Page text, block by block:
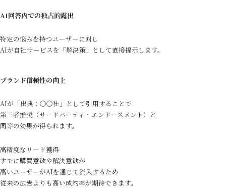
AI回答内での独占的露出
特定の悩みを持つユーザーに対し
AIが自社サービスを「解決策」として直接提示します。
ブランド信頼性の向上
AIが「出典：〇〇社」として引用することで
第三者推奨（サードパーティ・エンドースメント）と
同等の効果が得られます。
高精度なリード獲得
すでに購買意欲や解決意欲が
高いユーザーがAIを通じて流入するため
従来の広告よりも高い成約率が期待できます。